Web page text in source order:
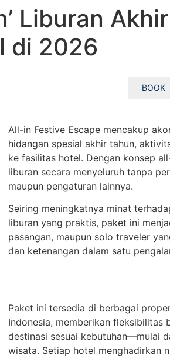
Liburan
di 2026
BOOK
All-in Festive Escape mencakup
hidangan spesial akhir tahun,
ke fasilitas hotel. Dengan konsep
liburan secara menyeluruh tanpa
maupun pengaturan lainnya.
Seiring meningkatnya minat
liburan yang praktis, paket ini
pasangan, maupun solo traveler
dan ketenangan dalam satu
Paket ini tersedia di berbagai
Indonesia, memberikan fleksibilitas
destinasi sesuai kebutuhan—mulai
wisata. Setiap hotel menghadirkan